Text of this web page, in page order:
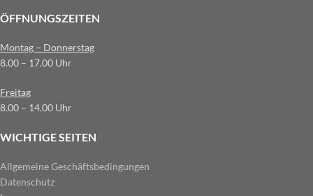
ÖFFNUNGSZEITEN
Montag – Donnerstag
8.00 – 17.00 Uhr
Freitag
8.00 – 14.00 Uhr
WICHTIGE SEITEN
Allgemeine Geschäftsbedingungen
Datenschutz